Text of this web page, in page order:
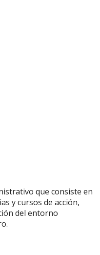
que consiste en
y cursos de acción,
del entorno